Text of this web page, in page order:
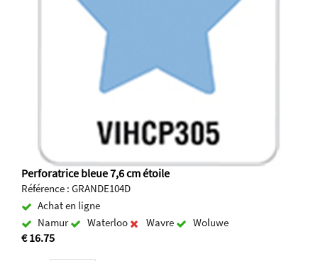
Perforatrice bleue 7,6 cm étoile
Référence : GRANDE104D
Achat en ligne
Namur
Waterloo Wavre Woluwe
€ 16.75